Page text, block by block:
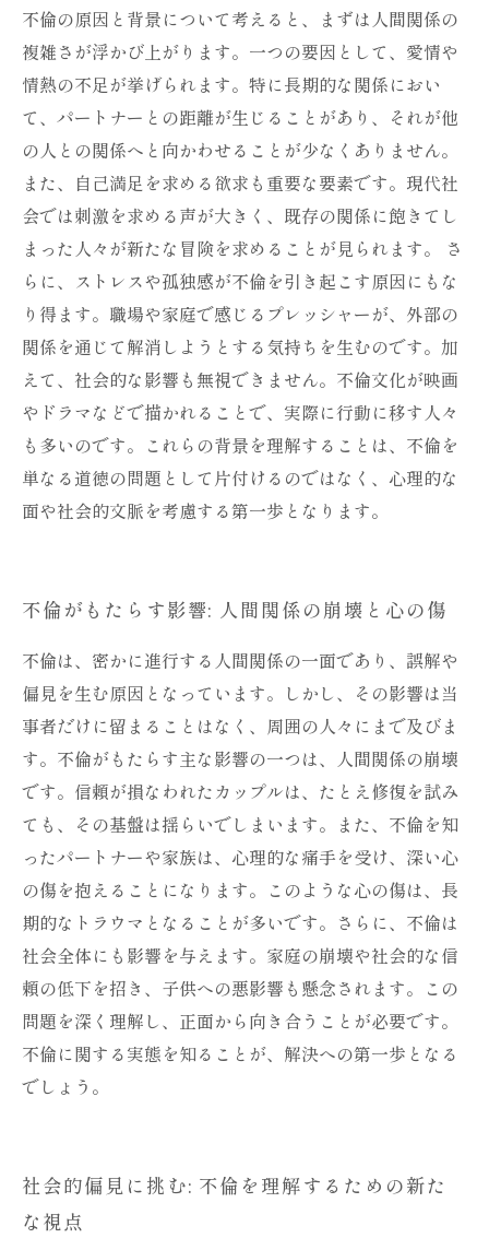
不倫の原因と背景について考えると、まずは人間関係の
複雑さが浮かび上がります。一つの要因として、愛情や
情熱の不足が挙げられます。特に長期的な関係におい
て、パートナーとの距離が生じることがあり、それが他
の人との関係へと向かわせることが少なくありません。
また、自己満足を求める欲求も重要な要素です。現代社
会では刺激を求める声が大きく、既存の関係に飽きてし
まった人々が新たな冒険を求めることが見られます。 さ
らに、ストレスや孤独感が不倫を引き起こす原因にもな
り得ます。職場や家庭で感じるプレッシャーが、外部の
関係を通じて解消しようとする気持ちを生むのです。加
えて、社会的な影響も無視できません。不倫文化が映画
やドラマなどで描かれることで、実際に行動に移す人々
も多いのです。これらの背景を理解することは、不倫を
単なる道徳の問題として片付けるのではなく、心理的な
面や社会的文脈を考慮する第一歩となります。
不倫がもたらす影響: 人間関係の崩壊と心の傷
不倫は、密かに進行する人間関係の一面であり、誤解や
偏見を生む原因となっています。しかし、その影響は当
事者だけに留まることはなく、周囲の人々にまで及びま
す。不倫がもたらす主な影響の一つは、人間関係の崩壊
です。信頼が損なわれたカップルは、たとえ修復を試み
ても、その基盤は揺らいでしまいます。また、不倫を知
ったパートナーや家族は、心理的な痛手を受け、深い心
の傷を抱えることになります。このような心の傷は、長
期的なトラウマとなることが多いです。さらに、不倫は
社会全体にも影響を与えます。家庭の崩壊や社会的な信
頼の低下を招き、子供への悪影響も懸念されます。この
問題を深く理解し、正面から向き合うことが必要です。
不倫に関する実態を知ることが、解決への第一歩となる
でしょう。
社会的偏見に挑む: 不倫を理解するための新た
な視点